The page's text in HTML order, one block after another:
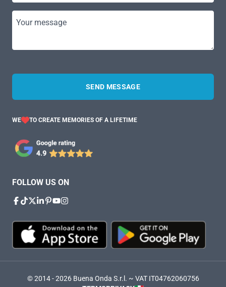
Your message
SEND MESSAGE
WE TO CREATE MEMORIES OF A LIFETIME
FOLLOW US ON
© 2014 - 2026 Buena Onda S.r.l. ~ VAT IT04762060756